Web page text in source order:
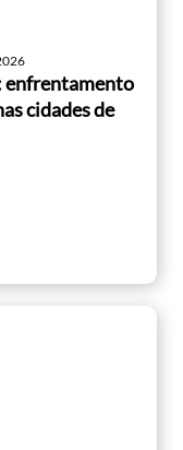
enfrentamento
cidades de